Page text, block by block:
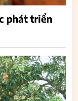
phát triển